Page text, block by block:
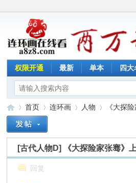
权限开通 最新 单本 四
»
首页
›
连环画
›
人物
›
《大探
[古代人物D] 《大探险家张骞》
回复